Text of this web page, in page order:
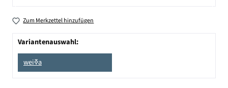
Zum Merkzettel hinzufügen
Variantenauswahl:
weiߧa